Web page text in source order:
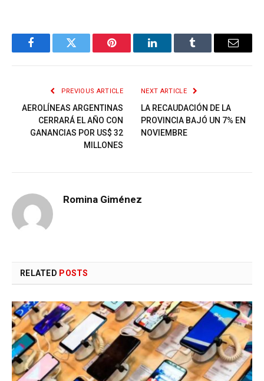
FacebookTwitter Pinterest LinkedInTumblr Email
PREVIOUS ARTICLE
AEROLÍNEAS ARGENTINAS
CERRARÁ EL AÑO CON
GANANCIAS POR US$ 32
MILLONES
NEXT ARTICLE
LA RECAUDACIÓN DE LA
PROVINCIA BAJÓ UN 7% EN
NOVIEMBRE
Romina Giménez
RELATED POSTS